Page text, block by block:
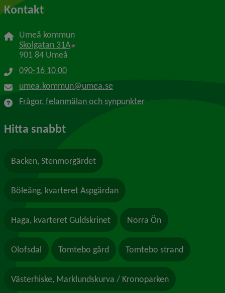
Kontakt
Umeå kommun
Skolgatan 31A Länk till annan webbplats, öppnas i nytt
901 84 Umeå
090-16 10 00
umea.kommun@umea.se
Frågor, felanmälan och synpunkter
Hitta snabbt
Backen, Stenmorgärdet
Böleäng, kvarteret Aspgärdan
Haga, kvarteret Guldskrinet Norra Ön
Olofsdal Tomtebo gård Tomtebo strand
Västerhiske, Marklundskurva / Kronoparken